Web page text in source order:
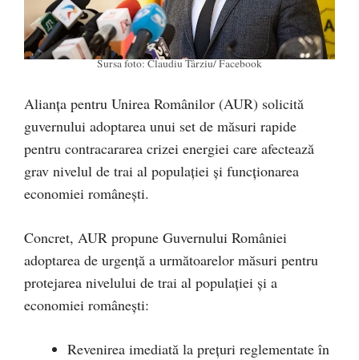
Sursa foto: Claudiu Târziu/ Facebook
Alianța pentru Unirea Românilor (AUR) solicită
guvernului adoptarea unui set de măsuri rapide
pentru contracararea crizei energiei care afectează
grav nivelul de trai al populației și funcționarea
economiei românești.
Concret, AUR propune Guvernului României
adoptarea de urgență a următoarelor măsuri pentru
protejarea nivelului de trai al populației și a
economiei românești:
Revenirea imediată la prețuri reglementate în